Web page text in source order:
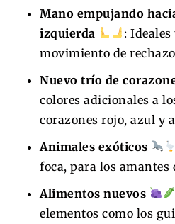
Mano empujando
izquierda
:
movimiento de
Nuevo trío de
colores adicionales a
corazones rojo, azul y
Animales exóticos
foca, para los amantes
Alimentos nuevos
elementos como los